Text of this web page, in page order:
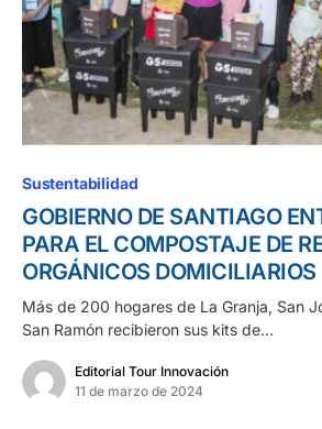
Sustentabilidad
GOBIERNO DE SANTIAGO
PARA EL COMPOSTAJE DE
ORGÁNICOS DOMICILIARIOS
Más de 200 hogares de La Granja, San
San Ramón recibieron sus kits de…
Editorial Tour Innovación
11 de marzo de 2024